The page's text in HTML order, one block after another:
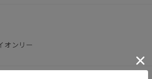
オンリー